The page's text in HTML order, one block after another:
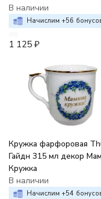
В наличии
Начислим +56
1 125 ₽
Кружка фарфоровая
Гайдн 315 мл декор
Кружка
В наличии
Начислим +54